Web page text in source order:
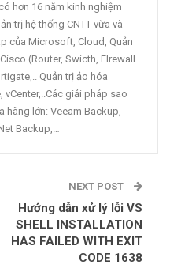
hơn 16 năm kinh nghiệm
trị hệ thống CNTT vừa và
của Microsoft, Cloud, Quản
(Router, Swicth, FIrewall
Quản trị ảo hóa
vCenter,..Các giải pháp sao
hãng lớn: Veeam Backup,
Backup,…
NEXT POST
Hướng dẫn xử lý lỗi VS
SHELL INSTALLATION
HAS FAILED WITH EXIT
CODE 1638